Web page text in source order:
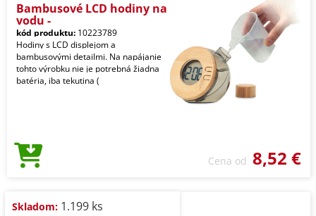
Bambusové LCD hodiny na
vodu -
kód produktu: 10223789
Hodiny s LCD displejom a
bambusovými detailmi. Na napájanie
tohto výrobku nie je potrebná žiadna
batéria, iba tekutina (
Cena od 8,52 €
Skladom: 1.199 ks